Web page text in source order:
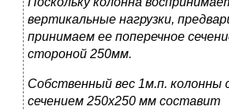
вертикальные нагрузки,
принимаем ее поперечное
стороной 250мм.
Собственный вес 1м.п. колонны
сечением 250x250 мм составит